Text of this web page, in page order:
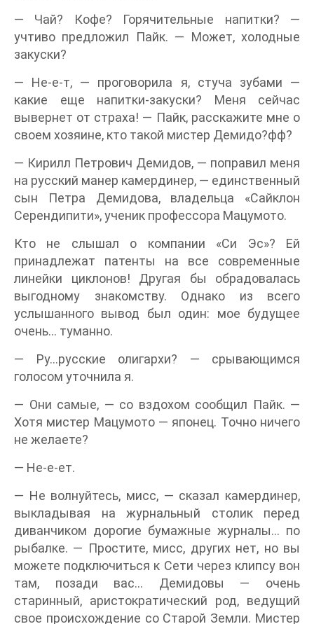
— Чай? Кофе? Горячительные напитки? —
учтиво предложил Пайк. — Может, холодные
закуски?
— Не-е-т, — проговорила я, стуча зубами —
какие еще напитки-закуски? Меня сейчас
вывернет от страха! — Пайк, расскажите мне о
своем хозяине, кто такой мистер Демидо?фф?
— Кирилл Петрович Демидов, — поправил меня
на русский манер камердинер, — единственный
сын Петра Демидова, владельца «Сайклон
Серендипити», ученик профессора Мацумото.
Кто не слышал о компании «Си Эс»? Ей
принадлежат патенты на все современные
линейки циклонов! Другая бы обрадовалась
выгодному знакомству. Однако из всего
услышанного вывод был один: мое будущее
очень… туманно.
— Ру…русские олигархи? — срывающимся
голосом уточнила я.
— Они самые, — со вздохом сообщил Пайк. —
Хотя мистер Мацумото — японец. Точно ничего
не желаете?
— Не-е-ет.
— Не волнуйтесь, мисс, — сказал камердинер,
выкладывая на журнальный столик перед
диванчиком дорогие бумажные журналы… по
рыбалке. — Простите, мисс, других нет, но вы
можете подключиться к Сети через клипсу вон
там, позади вас… Демидовы — очень
старинный, аристократический род, ведущий
свое происхождение со Старой Земли. Мистер